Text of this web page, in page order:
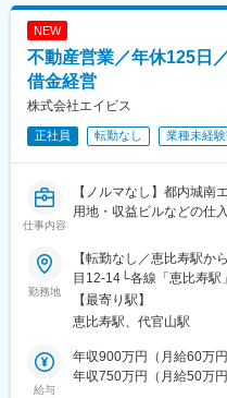
NEW
不動産営業／年休125日
借金経営
株式会社エイビス
正社員 転勤なし 業種未経
仕事内容
【ノルマなし】都内城南
用地・収益ビルなどの仕
勤務地
【転勤なし／恵比寿駅か
目12-14└各線「恵比寿駅
山駅」から徒歩7分※受動
【最寄り駅】
恵比寿駅、代官山駅
給与
年収900万円（月給60万
年収750万円（月給50万